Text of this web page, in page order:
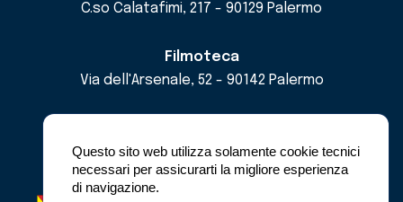
Questo sito web utilizza solamente cookie tecnici
necessari per assicurarti la migliore esperienza
di navigazione.
C.so Calatafimi, 217 - 90129 Palermo
Filmoteca
Via dell'Arsenale, 52 - 90142 Palermo
pec cricdsicilia@pec.it